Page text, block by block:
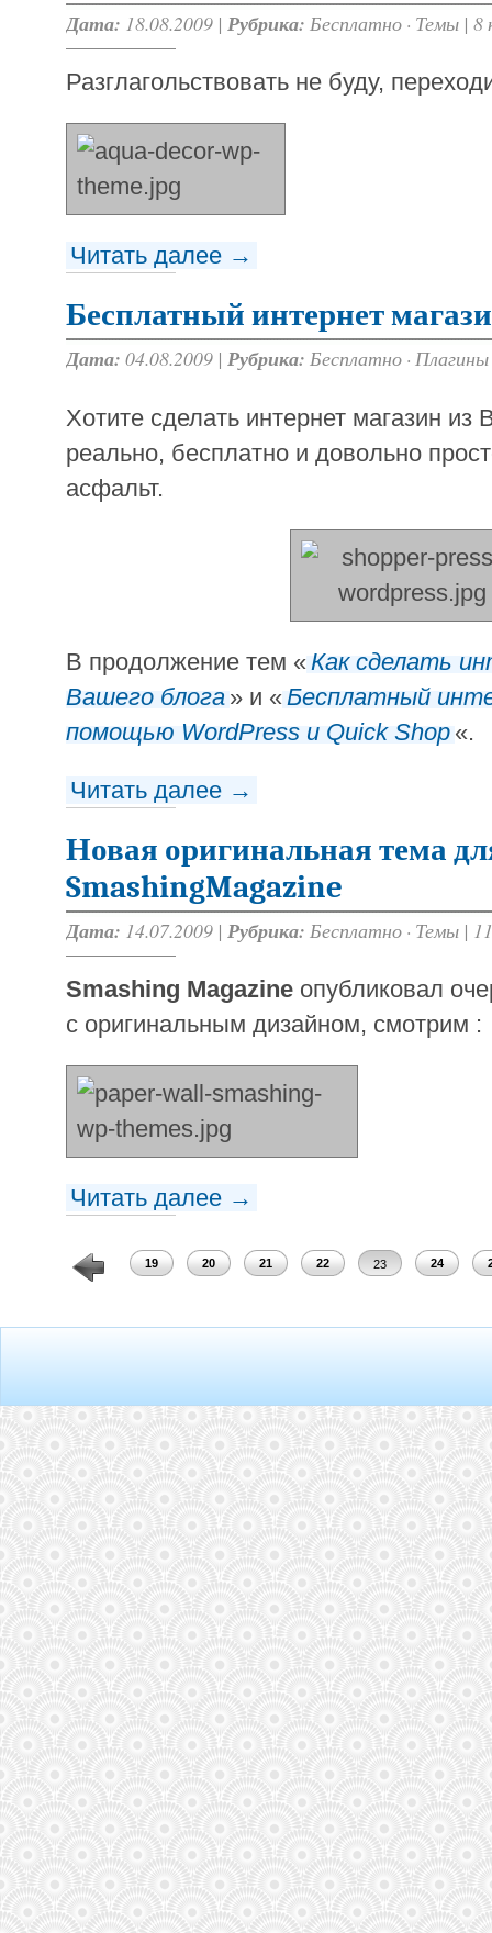
Дата: 18.08.2009 | Рубрика: Бесплатно · Темы | 8
Разглагольствовать не буду,
Читать далее →
Бесплатный интернет
Дата: 04.08.2009 | Рубрика: Бесплатно · Плагины
Хотите сделать интернет магазин из
реально, бесплатно и довольно
асфальт.
В продолжение тем «Как сделать
Вашего блога » и «Бесплатный
помощью WordPress и Quick Shop «.
Читать далее →
Новая оригинальная тема
SmashingMagazine
Дата: 14.07.2009 | Рубрика: Бесплатно · Темы |
Smashing Magazine опубликовал
с оригинальным дизайном, смотрим :
Читать далее →
18 19 20 21 22 23 24